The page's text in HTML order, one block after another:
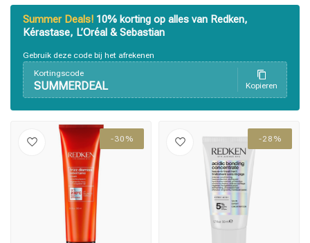
Summer Deals! 10% korting op alles van Redken,
Kérastase, L’Oréal & Sebastian
Gebruik deze code bij het afrekenen
Kortingscode
SUMMERDEAL Kopieren
-30% -28%